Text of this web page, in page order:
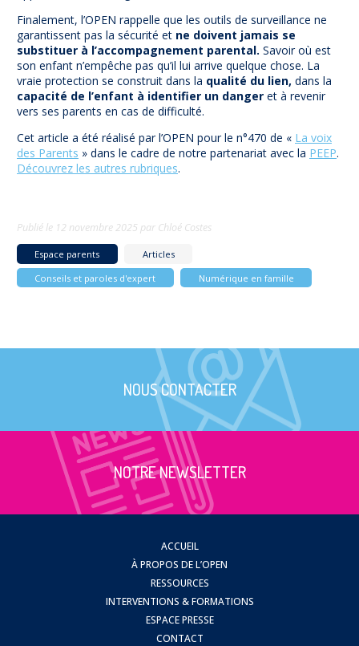
Finalement, l’OPEN rappelle que les outils de surveillance ne
garantissent pas la sécurité et ne doivent jamais se
substituer à l’accompagnement parental. Savoir où est
son enfant n’empêche pas qu’il lui arrive quelque chose. La
vraie protection se construit dans la qualité du lien, dans la
capacité de l’enfant à identifier un danger et à revenir
vers ses parents en cas de difficulté.
Cet article a été réalisé par l’OPEN pour le n°470 de « La voix
des Parents » dans le cadre de notre partenariat avec la PEEP.
Découvrez les autres rubriques.
Publié le 12 novembre 2025 par Chloé Costes
Espace parents
Articles
Conseils et paroles d'expert
Numérique en famille
NOUS CONTACTER
NOTRE NEWSLETTER
ACCUEIL
À PROPOS DE L’OPEN
RESSOURCES
INTERVENTIONS & FORMATIONS
ESPACE PRESSE
CONTACT